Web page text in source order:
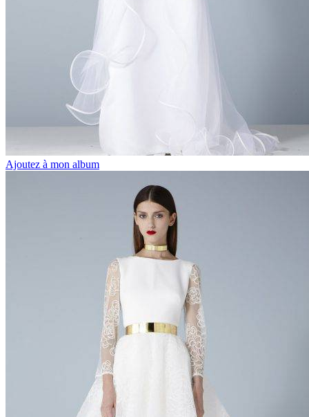
Ajoutez à mon album